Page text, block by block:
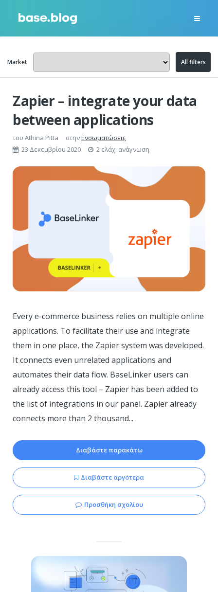
Market All filters
Zapier – integrate your data
between applications
του Athina Pitta στηνΕνσωματώσεις
23 Δεκεμβρίου 2020
2 ελάχ. ανάγνωση
Every e-commerce business relies on multiple online
applications. To facilitate their use and integrate
them in one place, the Zapier system was developed.
It connects even unrelated applications and
automates their data flow. BaseLinker users can
already access this tool – Zapier has been added to
the list of integrations in our panel. Zapier already
connects more than 2 thousand...
Διαβάστε παρακάτω
Διαβάστε αργότερα
Προσθήκη σχολίου